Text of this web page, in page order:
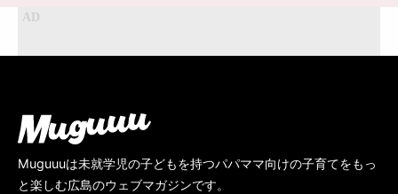
Muguuuは未就学児の子どもを持つパパママ向けの子育てをもっ
と楽しむ広島のウェブマガジンです。